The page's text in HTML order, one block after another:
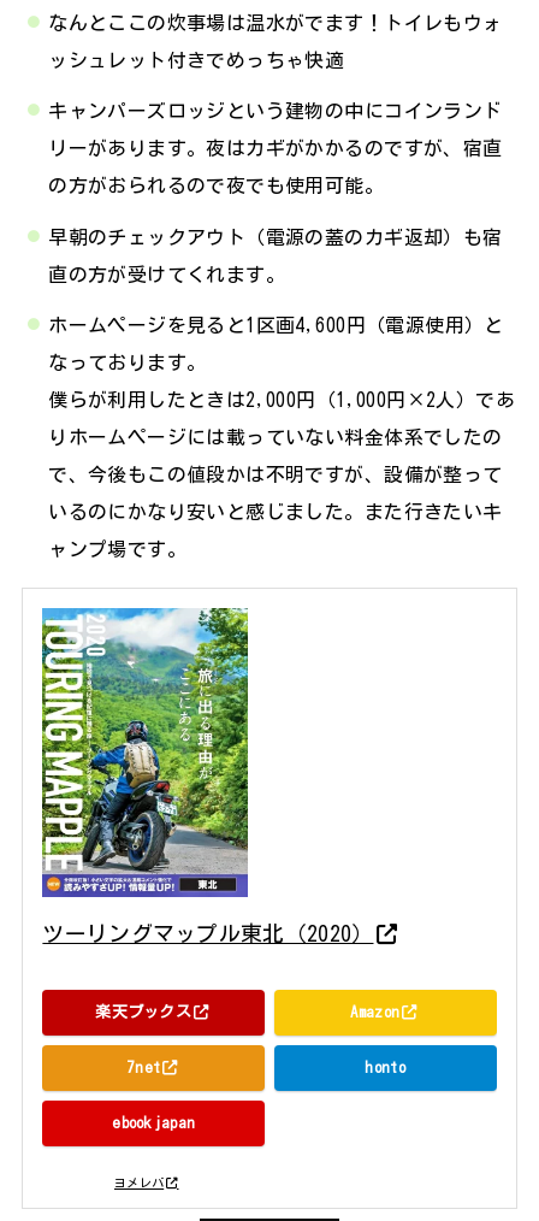
なんとここの炊事場は温水がでます！トイレもウォ
ッシュレット付きでめっちゃ快適
キャンパーズロッジという建物の中にコインランド
リーがあります。夜はカギがかかるのですが、宿直
の方がおられるので夜でも使用可能。
早朝のチェックアウト（電源の蓋のカギ返却）も宿
直の方が受けてくれます。
ホームページを見ると1区画4,600円（電源使用）と
なっております。
僕らが利用したときは2,000円（1,000円×2人）であ
りホームページには載っていない料金体系でしたの
で、今後もこの値段かは不明ですが、設備が整って
いるのにかなり安いと感じました。また行きたいキ
ャンプ場です。
ツーリングマップル東北（2020）
ヨメレバ
楽天ブックス Amazon
7net honto
ebookjapan